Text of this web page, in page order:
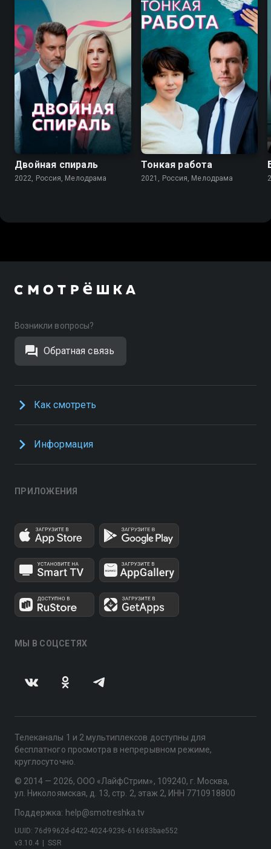
6.9
Двойная спираль
2022, Россия, Мелодрама
7.2
Тонкая работа
2021, Россия, Мелодрама
Возникли вопросы?
Обратная связь
Как смотреть
Информация
ПРИЛОЖЕНИЯ
МЫ В СОЦСЕТЯХ
Телеканалы 1 и 2 мультиплексов доступны для
бесплатного просмотра в непрерывном режиме,
круглосуточно.
© 2014 — 2026, ООО «ЛайфСтрим», 109240, г. Москва,
ул. Николоямская, д. 13, стр. 2, этаж 2, ИНН 7710918800
Поддержка: help@smotreshka.tv
v3.10.4 SSR
UUID: 76d9962d-d422-4024-9236-616683bae552